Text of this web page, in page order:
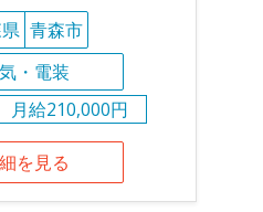
青森市
・電装
月給210,000円
を見る